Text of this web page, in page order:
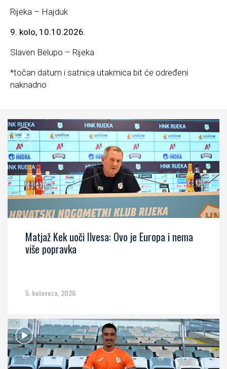
Rijeka – Hajduk
9. kolo, 10.10.2026.
Slaven Belupo – Rijeka
*točan datum i satnica utakmica bit će određeni
naknadno
Matjaž Kek uoči Ilvesa: Ovo je Europa i nema
više popravka
5. kolovoza, 2026